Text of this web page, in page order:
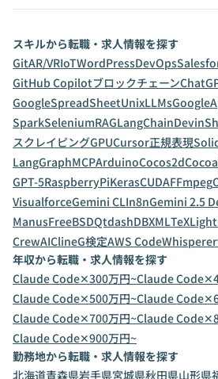
スキルから転職・求人情報を探す
GitAR/VRIoTWordPressDevOps
GitHub Copilotブロックチェーン
GoogleSpreadSheetUnixLLMs
SparkSeleniumRAGLangChainDevin
スクレイピングGPUCursor正規表現
LangGraphMCPArduinoCocos2dCocoa
GPT-5RaspberryPiKerasCUDAFFmpeg
VisualforceGemini CLIn8nGemini 2.5
ManusFreeBSDQtdashDBXMLTeX
CrewAIClineG検定AWS CodeWhisperer
年収から転職・求人情報を探す
Claude Code✕300万円~Claude
Claude Code✕500万円~Claude
Claude Code✕700万円~Claude
Claude Code✕900万円~
勤務地から転職・求人情報を探す
北海道青森県岩手県宮城県秋田県山形県